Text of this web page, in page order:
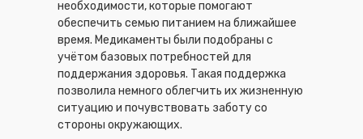
необходимости, которые помогают
обеспечить семью питанием на ближайшее
время. Медикаменты были подобраны с
учётом базовых потребностей для
поддержания здоровья. Такая поддержка
позволила немного облегчить их жизненную
ситуацию и почувствовать заботу со
стороны окружающих.